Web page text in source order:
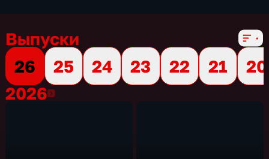
Выпуски
26
25 24 23 22 21
20
20262026